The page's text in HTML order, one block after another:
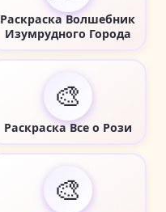
Раскраска Волшебник
Изумрудного Города
🎨
Раскраска Все о Рози
🎨